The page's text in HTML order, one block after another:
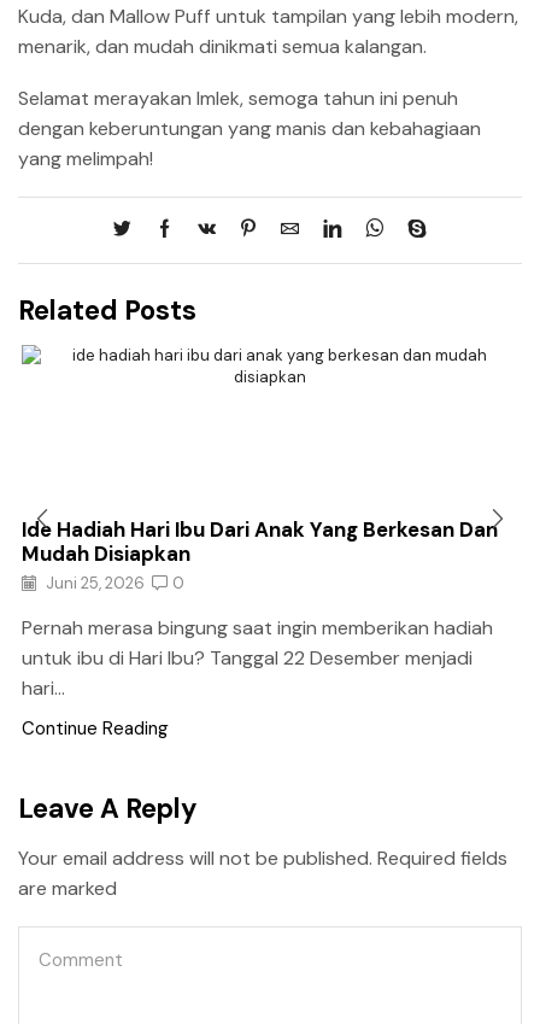
Kuda, dan Mallow Puff untuk tampilan yang lebih modern,
menarik, dan mudah dinikmati semua kalangan.
Selamat merayakan Imlek, semoga tahun ini penuh
dengan keberuntungan yang manis dan kebahagiaan
yang melimpah!
Related Posts
Ide Hadiah Hari Ibu Dari Anak Yang Berkesan Dan
Mudah Disiapkan
Juni 25, 2026 0
Pernah merasa bingung saat ingin memberikan hadiah
untuk ibu di Hari Ibu? Tanggal 22 Desember menjadi
hari...
Continue Reading
Leave A Reply
Your email address will not be published. Required fields
are marked